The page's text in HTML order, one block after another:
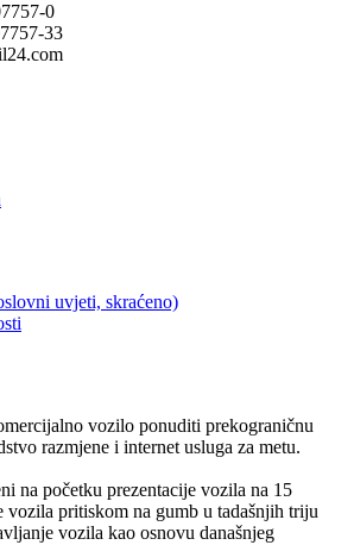
0
33
uvjeti, skraćeno)
vozilo ponuditi prekograničnu
razmjene i internet usluga za metu.
na početku prezentacije vozila na 15
vozila pritiskom na gumb u tadašnjih triju
vozila kao osnovu današnjeg